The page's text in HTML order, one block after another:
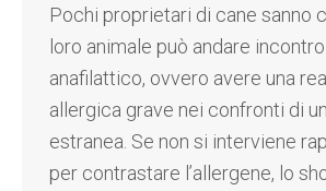
Pochi proprietari di cane sanno
loro animale può andare
anafilattico, ovvero avere una
allergica grave nei confronti di
estranea. Se non si interviene
per contrastare l’allergene, lo